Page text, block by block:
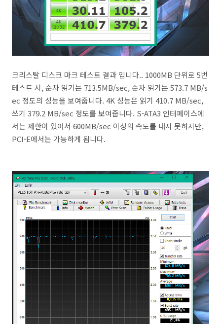
크리스탈 디스크 마크 테스트 결과 입니다.. 1000MB 단위로 5번
테스트 시, 순차 읽기는 713.5MB/sec, 순차 읽기는 573.7 MB/s
ec 정도의 성능을 보여줍니다. 4K 성능은 읽기 410.7 MB/sec,
쓰기 379.2 MB/sec 정도를 보여줍니다. S-ATA3 인터페이스에
서는 제한이 있어서 600MB/sec 이상의 속도를 내지 못하지만,
PCI-E에서는 가능하게 됩니다.